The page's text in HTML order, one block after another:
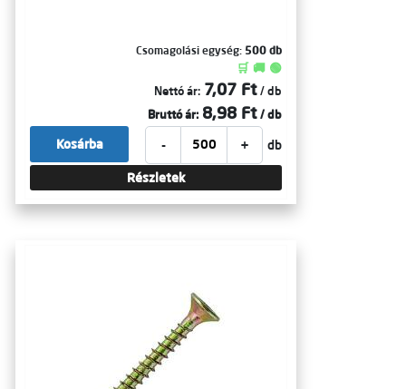
Csomagolási egység: 500 db
🛒 🚚 🟢
Nettó ár: 7,07 Ft / db
Bruttó ár: 8,98 Ft / db
- + db
Kosárba
Részletek